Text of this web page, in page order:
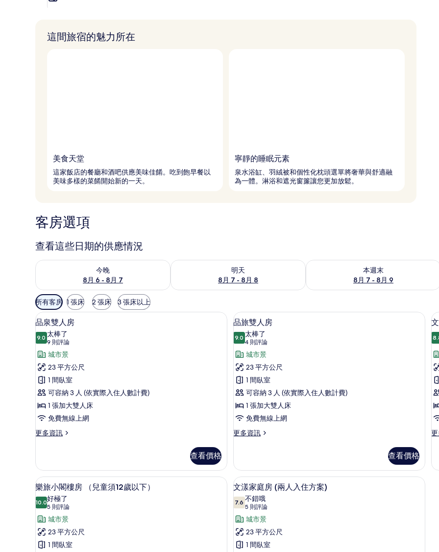
這間旅宿的魅力所在
美食天堂
這家飯店的餐廳和酒吧供應美味佳餚。吃到飽早餐以
美味多樣的菜餚開始新的一天。
寧靜的睡眠元素
泉水浴缸、羽絨被和個性化枕頭選單將奢華與舒適融
為一體。淋浴和遮光窗簾讓您更加放鬆。
客房選項
查看這些日期的供應情況
今晚
8月 6 - 8月 7
查看今晚 (8月 6 - 8月 7) 的供應情況
明天
8月 7 - 8月 8
查看明天 (8月 7 - 8月 8) 的供應情況
本週末
8月 7 - 8月 9
查看本週末 (8月 7 - 8月 9) 的供應情況
可
用
的
客
房
篩
選
條
件
所有客房 1 張床 2 張床 3 張床以上
顯
示
品
泉
雙
人
房
的
所
有
品泉雙人房 | 1 間臥室、羽絨被、遮光布/窗簾、熨斗/熨衣板
9
品泉雙人房
9.09.0 分，滿分 10 分
太棒了
9 則評論
(9
則
評
論)
城市景
23 平方公尺
1 間臥室
可容納 3 人 (依實際入住人數計費)
1 張加大雙人床
免費無線上網
更多資訊
更
雙
人
房
的
詳
查看價格
顯
示
品
旅
雙
人
房
的
所
有
品旅雙人房 | 1 間臥室、羽絨被、遮光
8
品旅雙人房
9.09.0 分，滿分 10 分
太棒了
4 則評論
(4
則
評
論)
城市景
23 平方公尺
1 間臥室
可容納 3 人 (依實際入住人數計費)
1 張加大雙人床
免費無線上網
更多資訊
更
雙
人
房
詳
查看價格
更
家
顯
示
樂
旅
小
閣
樂旅小閣樓房 （兒童須12歲以下） | 1 間臥室、羽絨被、遮光布/窗簾、熨斗/熨衣板
12
樂旅小閣樓房 （兒童須12歲以下）
10.010.0 分，滿分 10 分
好極了
5 則評論
(5
則
評
論)
城市景
23 平方公尺
1 間臥室
顯
示
文
漾
家
庭
1 間臥室、羽絨被、遮光布/窗簾、熨斗/
7
文漾家庭房 (兩人入住方案)
7.67.6 分，滿分 10 分
不錯哦
5 則評論
(5
則
評
論)
城市景
23 平方公尺
1 間臥室